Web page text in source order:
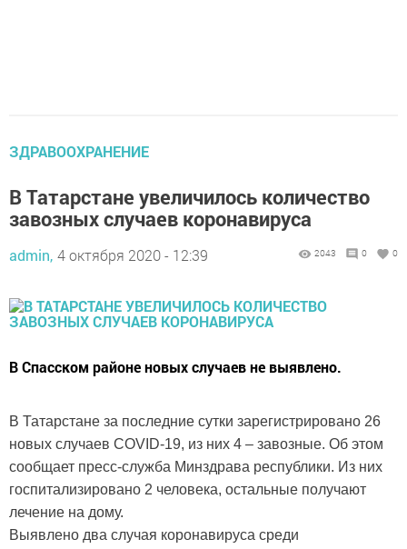
ЗДРАВООХРАНЕНИЕ
В Татарстане увеличилось количество
завозных случаев коронавируса
admin, 4 октября 2020 - 12:39 2043 0 0
В Спасском районе новых случаев не выявлено.
В Татарстане за последние сутки зарегистрировано 26
новых случаев COVID-19, из них 4 – завозные. Об этом
сообщает пресс-служба Минздрава республики. Из них
госпитализировано 2 человека, остальные получают
лечение на дому.
Выявлено два случая коронавируса среди